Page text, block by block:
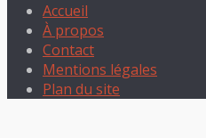
Accueil
À propos
Contact
Mentions légales
Plan du site